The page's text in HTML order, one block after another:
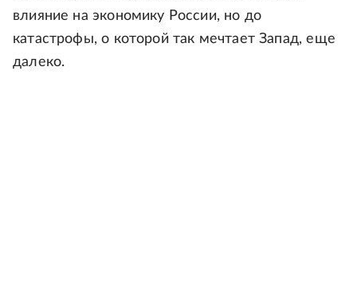
влияние на экономику России, но до
катастрофы, о которой так мечтает Запад, еще
далеко.